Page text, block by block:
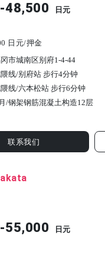
48,500 日元
日元/押金
市城南区别府1-4-44
线/别府站 步行4分钟
线/六本松站 步行6分钟
/钢架钢筋混凝土构造12层
联系我们
55,000 日元